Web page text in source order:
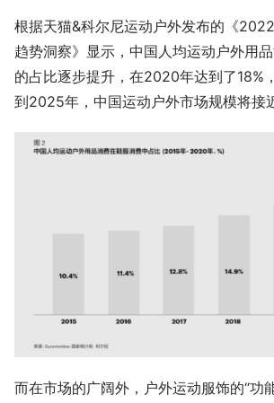
根据天猫&科尔尼运动户外发布的《
趋势洞察》显示，中国人均运动户外用
的占比逐步提升，在2020年达到了18%
到2025年，中国运动户外市场规模将接
而在市场的广阔外，户外运动服饰的“功